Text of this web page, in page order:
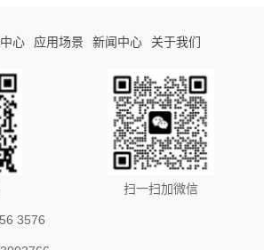
心 应用场景 新闻中心 关于我们
扫一扫加微信
3576